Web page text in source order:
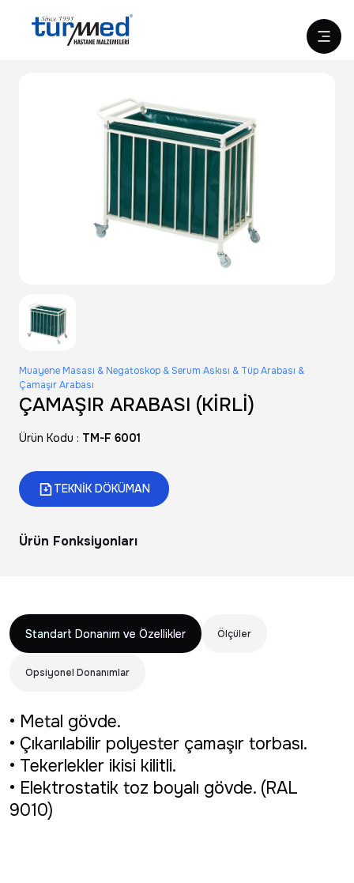
Muayene Masası & Negatoskop & Serum Askısı & Tüp Arabası &
Çamaşır Arabası
ÇAMAŞIR ARABASI (KİRLİ)
Ürün Kodu : TM-F 6001
TEKNİK DÖKÜMAN
Ürün Fonksiyonları
Standart Donanım ve Özellikler Ölçüler
Opsiyonel Donanımlar
• Metal gövde.
• Çıkarılabilir polyester çamaşır torbası.
• Tekerlekler ikisi kilitli.
• Elektrostatik toz boyalı gövde. (RAL
9010)